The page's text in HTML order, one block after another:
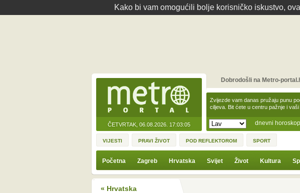
Kako bi vam omogućili bolje korisničko iskustvo,
ČETVRTAK, 06.08.2026. 17:03:05 dnevni horoskop
Zvijezde vam danas pružaju punu
ciljeva. Bit ćete u centru pažnje i
Dobrodošli na Metro-
VIJESTI PRAVI ŽIVOT POD REFLEKTOROM SPORT
Početna Zagreb Hrvatska Svijet Život Kultura
« Hrvatska